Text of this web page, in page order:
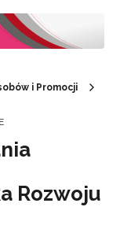
i Promocji
Rozwoju